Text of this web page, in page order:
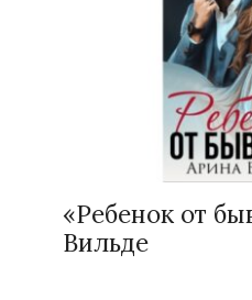
«Ребенок от
Вильде